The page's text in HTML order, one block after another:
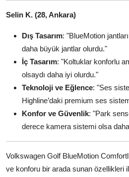
Selin K. (28, Ankara)
Dış Tasarım: "BlueMotion
daha büyük jantlar olurdu."
İç Tasarım: "Koltuklar konforlu
olsaydı daha iyi olurdu."
Teknoloji ve Eğlence: "Ses
Highline’daki premium ses
Konfor ve Güvenlik: "Park
derece kamera sistemi olsa
Volkswagen Golf BlueMotion
ve konforu bir arada sunan özellikleri